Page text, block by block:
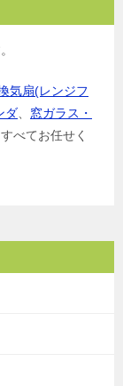
気扇(レンジフ
ダ、 窓ガラス・
べてお任せく